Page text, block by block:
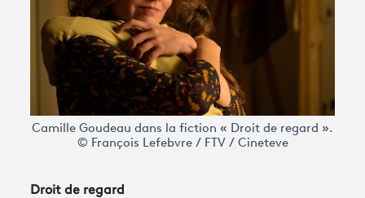
Camille Goudeau dans la fiction « Droit de regard ».
© François Lefebvre / FTV / Cineteve
Droit de regard